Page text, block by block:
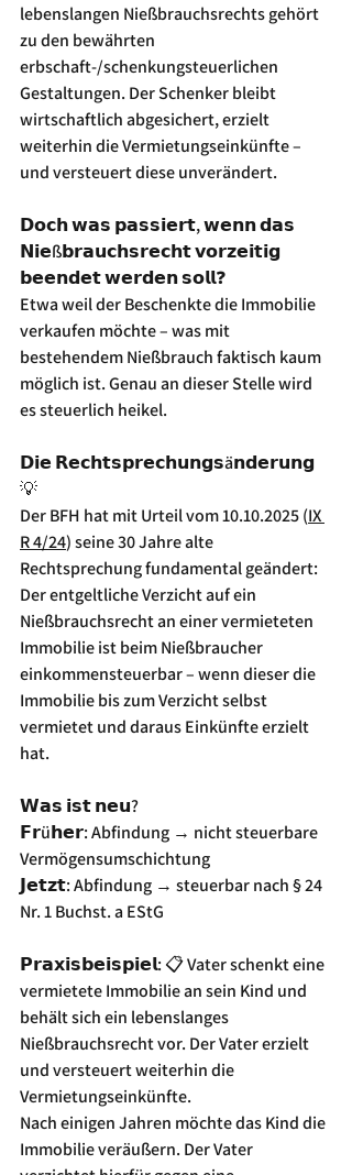
lebenslangen Nießbrauchsrechts gehört
zu den bewährten
erbschaft-/schenkungsteuerlichen
Gestaltungen. Der Schenker bleibt
wirtschaftlich abgesichert, erzielt
weiterhin die Vermietungseinkünfte –
und versteuert diese unverändert.
𝗗𝗼𝗰𝗵 𝘄𝗮𝘀 𝗽𝗮𝘀𝘀𝗶𝗲𝗿𝘁, 𝘄𝗲𝗻𝗻 𝗱𝗮𝘀
𝗡𝗶𝗲ß𝗯𝗿𝗮𝘂𝗰𝗵𝘀𝗿𝗲𝗰𝗵𝘁 𝘃𝗼𝗿𝘇𝗲𝗶𝘁𝗶𝗴
𝗯𝗲𝗲𝗻𝗱𝗲𝘁 𝘄𝗲𝗿𝗱𝗲𝗻 𝘀𝗼𝗹𝗹❓
Etwa weil der Beschenkte die Immobilie
verkaufen möchte – was mit
bestehendem Nießbrauch faktisch kaum
möglich ist. Genau an dieser Stelle wird
es steuerlich heikel.
𝗗𝗶𝗲 𝗥𝗲𝗰𝗵𝘁𝘀𝗽𝗿𝗲𝗰𝗵𝘂𝗻𝗴𝘀ä𝗻𝗱𝗲𝗿𝘂𝗻𝗴
💡
Der BFH hat mit Urteil vom 10.10.2025 (IX
R 4/24) seine 30 Jahre alte
Rechtsprechung fundamental geändert:
Der entgeltliche Verzicht auf ein
Nießbrauchsrecht an einer vermieteten
Immobilie ist beim Nießbraucher
einkommensteuerbar – wenn dieser die
Immobilie bis zum Verzicht selbst
vermietet und daraus Einkünfte erzielt
hat.
𝗪𝗮𝘀 𝗶𝘀𝘁 𝗻𝗲𝘂?
𝗙𝗿ü𝗵𝗲𝗿: Abfindung → nicht steuerbare
Vermögensumschichtung
𝗝𝗲𝘁𝘇𝘁: Abfindung → steuerbar nach § 24
Nr. 1 Buchst. a EStG
𝗣𝗿𝗮𝘅𝗶𝘀𝗯𝗲𝗶𝘀𝗽𝗶𝗲𝗹: 📋 Vater schenkt eine
vermietete Immobilie an sein Kind und
behält sich ein lebenslanges
Nießbrauchsrecht vor. Der Vater erzielt
und versteuert weiterhin die
Vermietungseinkünfte.
Nach einigen Jahren möchte das Kind die
Immobilie veräußern. Der Vater